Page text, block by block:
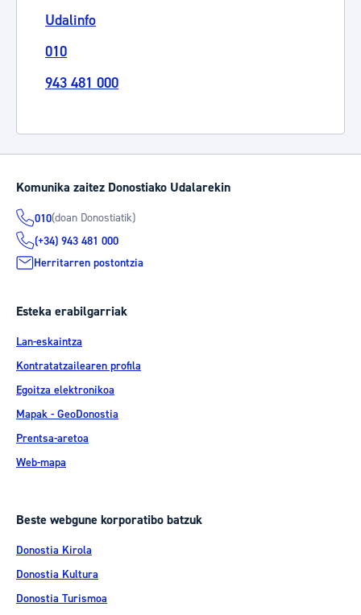
Udalinfo
010
943 481 000
Komunika zaitez Donostiako Udalarekin
010(doan Donostiatik)
(+34) 943 481 000
Herritarren postontzia
Esteka erabilgarriak
Lan-eskaintza
Kontratatzailearen profila
Egoitza elektronikoa
Mapak - GeoDonostia
Prentsa-aretoa
Web-mapa
Beste webgune korporatibo batzuk
Donostia Kirola
Donostia Kultura
Donostia Turismoa